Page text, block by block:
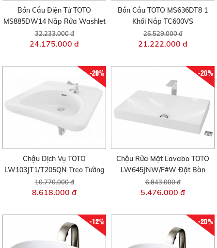
Bồn Cầu Điện Tử TOTO
MS885DW14 Nắp Rửa Washlet
32.233.000 đ
24.175.000 đ
Bồn Cầu TOTO MS636DT8 1
Khối Nắp TC600VS
26.529.000 đ
21.222.000 đ
-20%
Chậu Dịch Vụ TOTO
LW103JT1/T205QN Treo Tường
10.770.000 đ
8.618.000 đ
-20%
Chậu Rửa Mặt Lavabo TOTO
LW645JNW/F#W Đặt Bàn
6.843.000 đ
5.476.000 đ
-12% -20%